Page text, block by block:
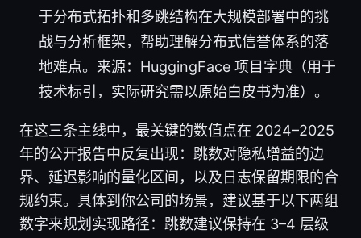
于分布式拓扑和多跳结构在大规模部署中的挑
战与分析框架，帮助理解分布式信誉体系的落
地难点。来源：HuggingFace 项目字典（用于
技术标引，实际研究需以原始白皮书为准）。
在这三条主线中，最关键的数值点在 2024–2025
年的公开报告中反复出现：跳数对隐私增益的边
界、延迟影响的量化区间，以及日志保留期限的合
规约束。具体到你公司的场景，建议基于以下两组
数字来规划实现路径：跳数建议保持在 3–4 层级